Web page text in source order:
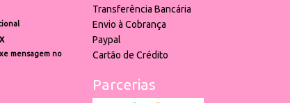
mensagem no
Transferência Bancária
Envio à Cobrança
Paypal
Cartão de Crédito
Parcerias